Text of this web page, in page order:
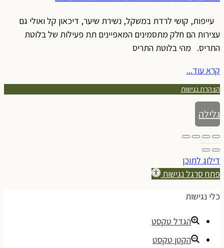
עייפות, קושי לרדת במשקל, נשירת שיער, דיכאון קל ואולי גם
עצירות הם חלק מתסמינים המאפיינים תת פעילות של בלוטת
התריס. מהי בלוטת התריס
קרא עוד...
הצהרת נגישות
גלילה
לראש
העמוד
דילוג לתוכן
פתח סרגל נגישות
כלי נגישות
הגדל טקסט
הקטן טקסט